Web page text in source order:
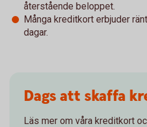
återstående beloppet.
Många kreditkort erbjuder
dagar.
Dags att skaffa
Läs mer om våra kreditkort